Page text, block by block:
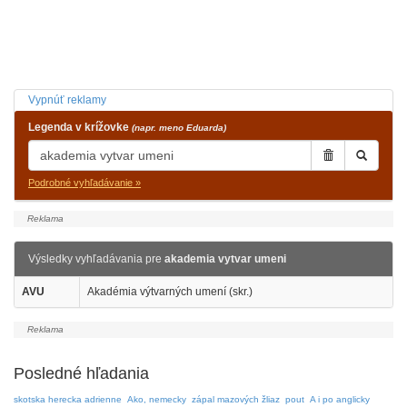
Vypnúť reklamy
Legenda v krížovke (napr. meno Eduarda)
Podrobné vyhľadávanie »
Výsledky vyhľadávania pre akademia vytvar umeni
AVU Akadémia výtvarných umení (skr.)
Posledné hľadania
skotska herecka adrienne Ako, nemecky zápal mazových žliaz pout A i po anglicky